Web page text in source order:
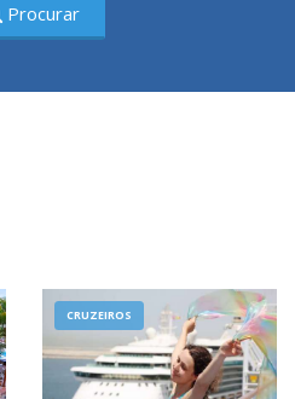
Procurar
CRUZEIROS